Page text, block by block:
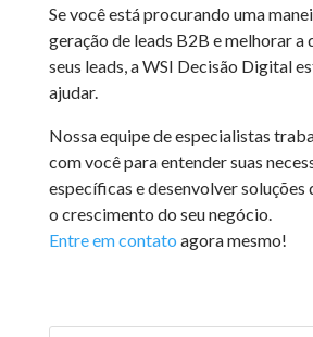
Se você está procurando uma
geração de leads B2B e melhorar a
seus leads, a WSI Decisão Digital
ajudar.
Nossa equipe de especialistas
com você para entender suas
específicas e desenvolver soluções
o crescimento do seu negócio.
Entre em contato agora mesmo!